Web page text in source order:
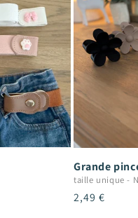
Grande
taille unique -
Prix
2,49 €